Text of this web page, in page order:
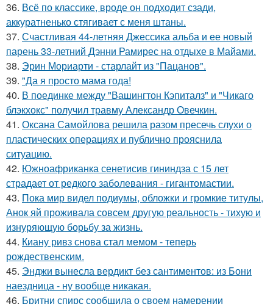
36. Всё по классике, вроде он подходит сзади,
аккуратненько стягивает с меня штаны.
37. Счастливая 44-летняя Джессика альба и ее новый
парень 33-летний Дэнни Рамирес на отдыхе в Майами.
38. Эрин Мориарти - старлайт из "Пацанов".
39. "Да я просто мама года!
40. В поединке между "Вашингтон Кэпиталз" и "Чикаго
блэкхокс" получил травму Александр Овечкин.
41. Оксана Самойлова решила разом пресечь слухи о
пластических операциях и публично прояснила
ситуацию.
42. Южноафриканка сенетисив гининдза с 15 лет
страдает от редкого заболевания - гигантомастии.
43. Пока мир видел подиумы, обложки и громкие титулы,
Анок яй проживала совсем другую реальность - тихую и
изнуряющую борьбу за жизнь.
44. Киану ривз снова стал мемом - теперь
рождественским.
45. Энджи вынесла вердикт без сантиментов: из Бони
наездница - ну вообще никакая.
46. Бритни спирс сообщила о своем намерении